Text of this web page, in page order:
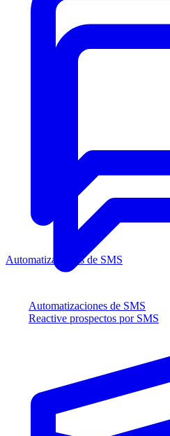
Automatizaciones de SMS
Reactive prospectos por SMS
Automatizaciones de SMS